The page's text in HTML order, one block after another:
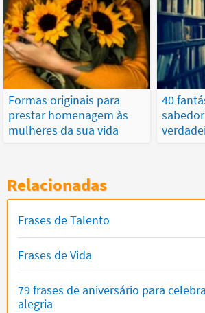
Formas originais para
prestar homenagem às
mulheres da sua vida
40
Relacionadas
Frases de Talento
Frases de Vida
79 frases de aniversário para
alegria